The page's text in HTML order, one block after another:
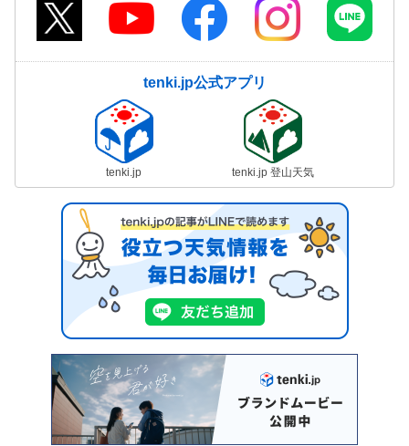
tenki.jp公式アプリ
tenki.jp tenki.jp 登山天気